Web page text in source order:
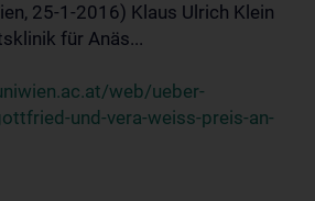
25-1-2016) Klaus Ulrich Klein
für Anäs...
web/ueber-
und-vera-weiss-preis-an-